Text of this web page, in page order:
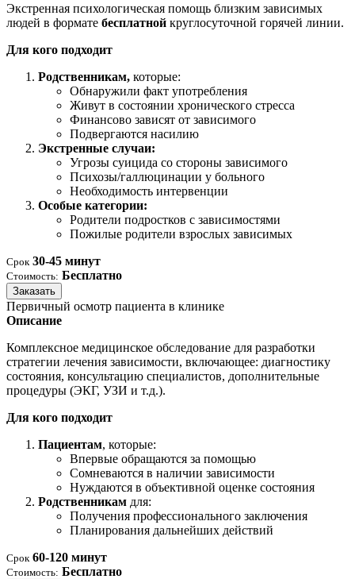
Экстренная психологическая помощь близким зависимых
людей в формате бесплатной круглосуточной горячей линии.
Для кого подходит
Родственникам, которые:
Обнаружили факт употребления
Живут в состоянии хронического стресса
Финансово зависят от зависимого
Подвергаются насилию
Экстренные случаи:
Угрозы суицида со стороны зависимого
Психозы/галлюцинации у больного
Необходимость интервенции
Особые категории:
Родители подростков с зависимостями
Пожилые родители взрослых зависимых
Срок 30-45 минут
Стоимость: Бесплатно
Заказать
Первичный осмотр пациента в клинике
Описание
Комплексное медицинское обследование для разработки
стратегии лечения зависимости, включающее: диагностику
состояния, консультацию специалистов, дополнительные
процедуры (ЭКГ, УЗИ и т.д.).
Для кого подходит
Пациентам, которые:
Впервые обращаются за помощью
Сомневаются в наличии зависимости
Нуждаются в объективной оценке состояния
Родственникам для:
Получения профессионального заключения
Планирования дальнейших действий
Срок 60-120 минут
Стоимость: Бесплатно